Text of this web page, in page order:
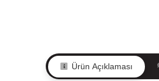
Ürün Açıklaması